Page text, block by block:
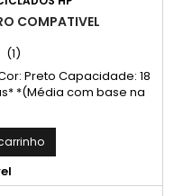
COMPATIVEL
(1)
Preto Capacidade: 18
*(Média com base na
O rendimento real
no conteúdo das
factores.)